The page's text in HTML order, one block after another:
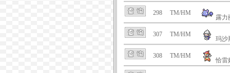
298 TM/HM
露力
307 TM/HM
玛沙
308 TM/HM
恰雷